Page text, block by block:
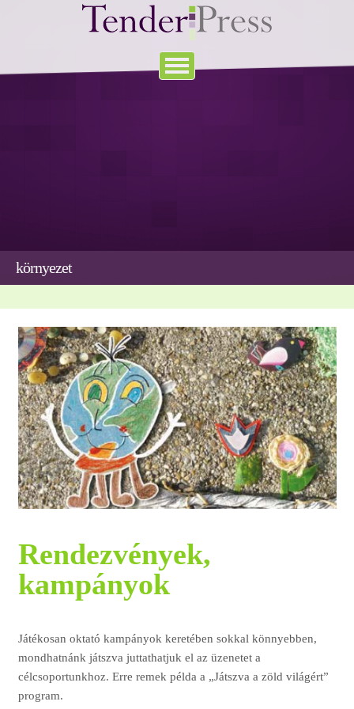
környezet
Rendezvények,
kampányok
Játékosan oktató kampányok keretében sokkal könnyebben,
mondhatnánk játszva juttathatjuk el az üzenetet a
célcsoportunkhoz. Erre remek példa a „Játszva a zöld világért”
program.